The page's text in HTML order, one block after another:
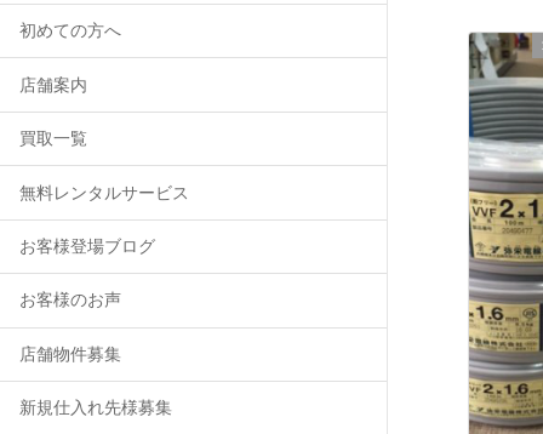
初めての方へ
店舗案内
買取一覧
無料レンタルサービス
お客様登場ブログ
お客様のお声
店舗物件募集
新規仕入れ先様募集